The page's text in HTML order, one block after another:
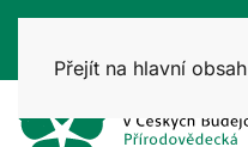
Přejít na hlavní obsah